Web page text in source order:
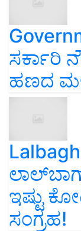
ಸರ್ಕಾರಿ
ಹಣದ
ಇಷ್ಟು
ಸಂಗ್ರಹ!